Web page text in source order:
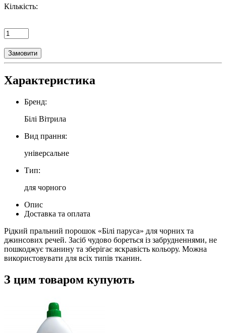
Кількість:
Замовити
Характеристика
Бренд:
Білі Вітрила
Вид прання:
універсальне
Тип:
для чорного
Опис
Доставка та оплата
Рідкий пральний порошок «Білі паруса» для чорних та
джинсових речей. Засіб чудово бореться із забрудненнями, не
пошкоджує тканину та зберігає яскравість кольору. Можна
використовувати для всіх типів тканин.
З цим товаром купують